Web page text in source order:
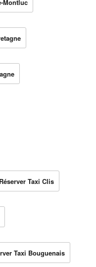
Montluc
Réserver Taxi Clis
Taxi Bouguenais